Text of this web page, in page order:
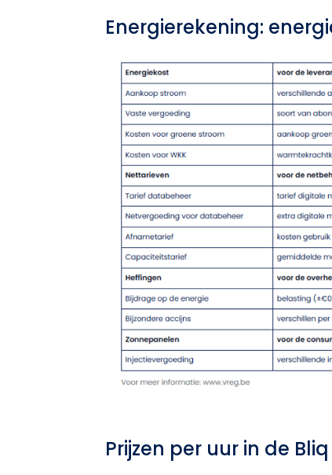
Energierekening:
Prijzen per uur in de